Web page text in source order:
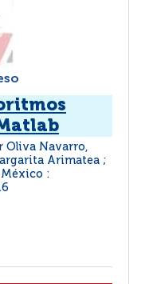
Oliva Navarro,
Arimatea ;
México :